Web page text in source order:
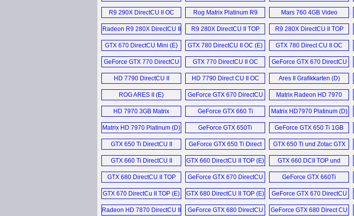
DirectCU II Video Card (E)
R9 290X DirectCU II OC
4GB (E)
Rog Matrix Platinum R9
280X Video Card (E)
Mars 760 4GB Video
Card (E)
Radeon R9 280X DirectCU II
TOP (D)
R9 280X DirectCU II TOP
3GB (E)
R9 280X DirectCU II TOP
Video Card (E)
GTX 670 DirectCU Mini (E)
GTX 780 DirectCU II OC (E)
GTX 780 Direct CU II OC
3GB (E)
GeForce GTX 770 DirectCU
II (E)
GTX 770 DirectCU II OC
2GB (E)
GeForce GTX 670 DirectCU
Mini (D)
HD 7790 DirectCU II
Graphics Card (E)
HD 7790 Direct CU II OC
1GB (E)
Ares II Grafikkarten (D)
ROG ARES II (E)
GeForce GTX 670 DirectCU
II 4GB SLI (E)
Matrix Radeon HD 7970
Platinum 3GB (E)
HD 7970 3GB Matrix
Platinum Edition (E)
GeForce GTX 660 Ti
DirectCU II TOP (E)
Matrix HD7970 Platinum (D)
Matrix HD 7970 Platinum (D)
GeForce GTX 650Ti
DirectCU II TOP (E)
GeForce GTX 650 Ti 1GB
DirectCU II TOP (D)
GTX 650 Ti DirectCU II
TOP (E)
GeForce GTX 650 Ti Direct
Cu II 1GB (E)
GTX 650 Ti und Zotac GTX
650 Ti AMP! (D)
GTX 660 Ti DirectCU II
Top (D)
GTX 660 DirectCU II TOP (E)
GTX 660 DCII TOP und
Zotac GTX 660
Grafikkarten (D)
GTX 680 DirectCU II TOP
Video Card (E)
GeForce GTX 670 DirectCU
II TOP (E)
GeForce GTX 660Ti
DirectCU-II TOP (E)
GTX 670 DirectCu II TOP (E)
GTX 680 DirectCU II TOP (E)
GeForce GTX 670 DirectCU
II Top (D)
Radeon HD 7870 DirectCU II
GeForce GTX 680 DirectCU
GeForce GTX 680 Direct CU